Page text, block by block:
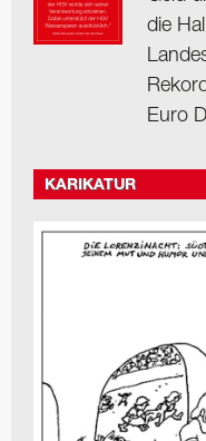
die
Euro
KARIKATUR